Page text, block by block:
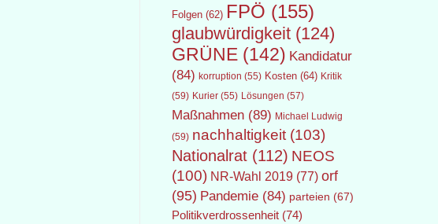
Folgen(62) FPÖ (155)
glaubwürdigkeit(124)
GRÜNE(142) Kandidatur
(84) korruption (55) Kosten(64) Kritik
(59) Kurier(55) Lösungen (57)
Maßnahmen(89) Michael Ludwig
(59) nachhaltigkeit(103)
Nationalrat(112) NEOS
(100) NR-Wahl 2019(77) orf
(95) Pandemie(84) parteien (67)
Politikverdrossenheit(74)